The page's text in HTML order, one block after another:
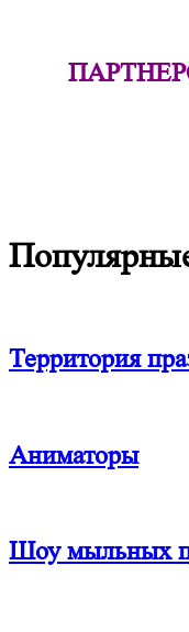
Территория
Аниматоры
Шоу мыльных